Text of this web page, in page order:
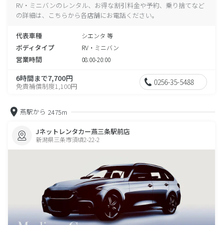
RV・ミニバンのレンタル、お得な割引料金や予約、乗り捨てなど
の詳細は、こちらから各店舗にお電話ください。
代表車種 シエンタ 等
ボディタイプ RV・ミニバン
営業時間 08:00-20:00
6時間まで7,700円
免責補償制度1,100円 0256-35-5488
燕駅から 2475m
Jネットレンタカー燕三条駅前店
新潟県三条市須頃2-22-2